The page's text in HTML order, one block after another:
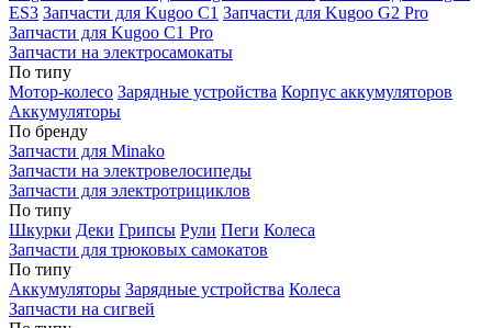
ES3 Запчасти для Kugoo C1 Запчасти для Kugoo G2 Pro
Запчасти для Kugoo C1 Pro
Запчасти на электросамокаты
По типу
Мотор-колесо Зарядные устройства Корпус аккумуляторов
Аккумуляторы
По бренду
Запчасти для Minako
Запчасти на электровелосипеды
Запчасти для электротрициклов
По типу
Шкурки Деки Грипсы Рули Пеги Колеса
Запчасти для трюковых самокатов
По типу
Аккумуляторы Зарядные устройства Колеса
Запчасти на сигвей